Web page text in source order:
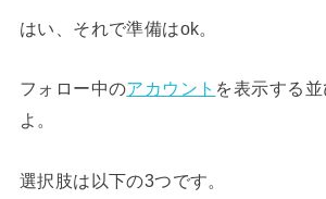
はい、それで準備はok。
フォロー中のアカウント を表示する
よ。
選択肢は以下の3つです。